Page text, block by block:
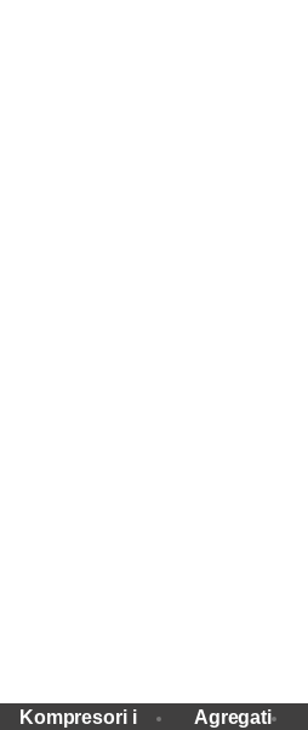
Kompresori i
Agregati